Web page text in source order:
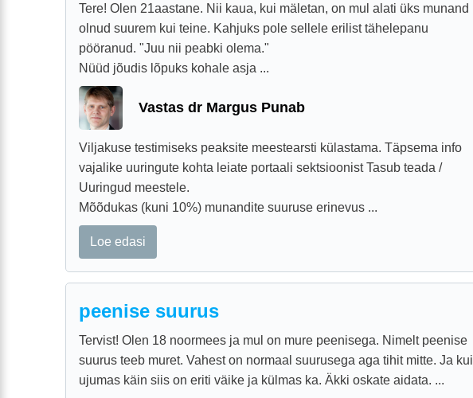
Tere! Olen 21aastane. Nii kaua, kui mäletan, on mul alati üks munand
olnud suurem kui teine. Kahjuks pole sellele erilist tähelepanu
pööranud. "Juu nii peabki olema."
Nüüd jõudis lõpuks kohale asja ...
Vastas dr Margus Punab
Viljakuse testimiseks peaksite meestearsti külastama. Täpsema info
vajalike uuringute kohta leiate portaali sektsioonist Tasub teada /
Uuringud meestele.
Mõõdukas (kuni 10%) munandite suuruse erinevus ...
Loe edasi
peenise suurus
Tervist! Olen 18 noormees ja mul on mure peenisega. Nimelt peenise
suurus teeb muret. Vahest on normaal suurusega aga tihit mitte. Ja kui
ujumas käin siis on eriti väike ja külmas ka. Äkki oskate aidata. ...